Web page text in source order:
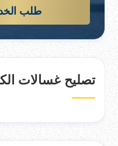
طلب
تصليح غسالات